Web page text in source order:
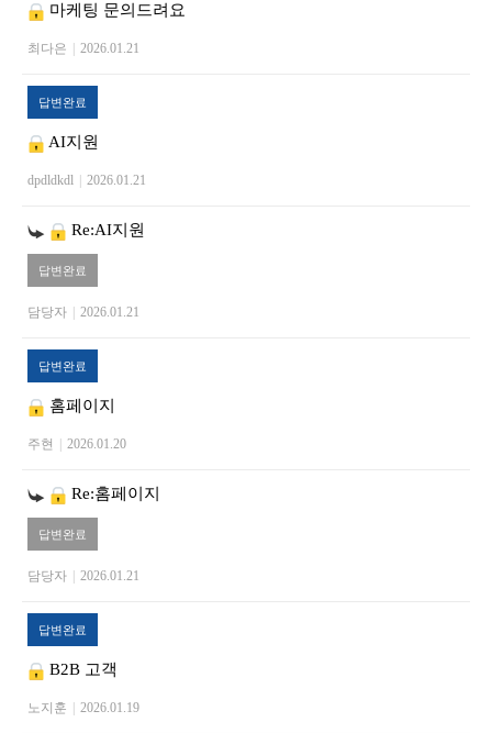
마케팅 문의드려요
최다은 2026.01.21
답변완료
AI지원
dpdldkdl 2026.01.21
Re:AI지원
답변완료
담당자 2026.01.21
답변완료
홈페이지
주현 2026.01.20
Re:홈페이지
답변완료
담당자 2026.01.21
답변완료
B2B 고객
노지훈 2026.01.19